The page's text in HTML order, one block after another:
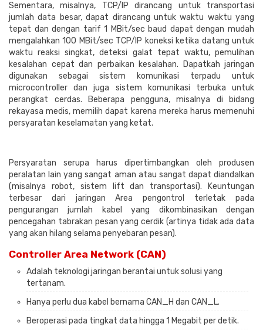
Sementara, misalnya, TCP/IP dirancang untuk transportasi
jumlah data besar, dapat dirancang untuk waktu waktu yang
tepat dan dengan tarif 1 MBit/sec baud dapat dengan mudah
mengalahkan 100 MBit/sec TCP/IP koneksi ketika datang untuk
waktu reaksi singkat, deteksi galat tepat waktu, pemulihan
kesalahan cepat dan perbaikan kesalahan. Dapatkah jaringan
digunakan sebagai sistem komunikasi terpadu untuk
microcontroller dan juga sistem komunikasi terbuka untuk
perangkat cerdas. Beberapa pengguna, misalnya di bidang
rekayasa medis, memilih dapat karena mereka harus memenuhi
persyaratan keselamatan yang ketat.
Persyaratan serupa harus dipertimbangkan oleh produsen
peralatan lain yang sangat aman atau sangat dapat diandalkan
(misalnya robot, sistem lift dan transportasi). Keuntungan
terbesar dari jaringan Area pengontrol terletak pada
pengurangan jumlah kabel yang dikombinasikan dengan
pencegahan tabrakan pesan yang cerdik (artinya tidak ada data
yang akan hilang selama penyebaran pesan).
Controller Area Network (CAN)
Adalah teknologi jaringan berantai untuk solusi yang
tertanam.
Hanya perlu dua kabel bernama CAN_H dan CAN_L.
Beroperasi pada tingkat data hingga 1 Megabit per detik.